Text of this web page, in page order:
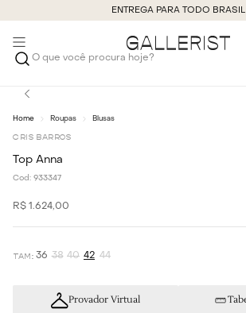
ENTREGA PARA TODO BRASIL
O que você procura hoje?
Roupas Blusas
CRIS BARROS
Top Anna
Cod: 933347
R$ 1 .624,00
36 38 40 42 44
Provador Virtual